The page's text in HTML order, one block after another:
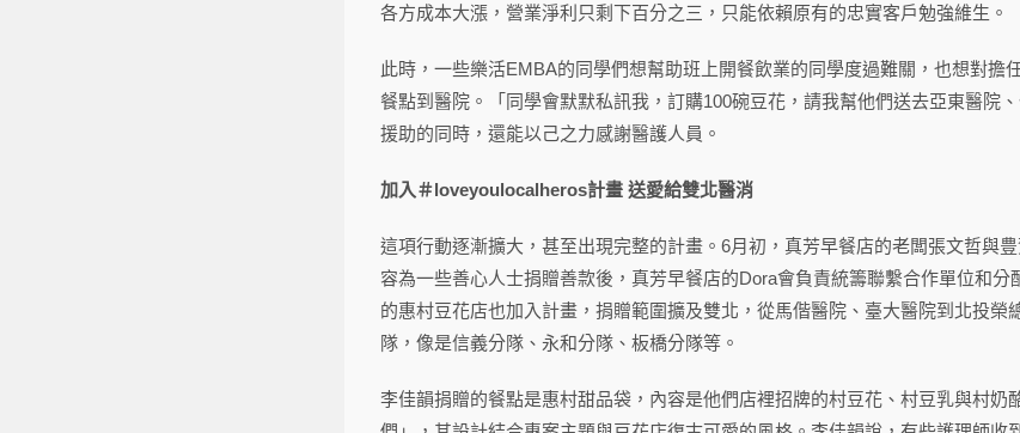
各方成本大漲，營業淨利只剩下百分之三，只能依賴原有的忠實客戶勉強維生。
此時，一些樂活EMBA的同學們想幫助班上開餐飲業的同學度過難關，也想對擔
餐點到醫院。「同學會默默私訊我，訂購100碗豆花，請我幫他們送去亞東醫院
援助的同時，還能以己之力感謝醫護人員。
加入＃loveyoulocalheros計畫 送愛給雙北醫消
這項行動逐漸擴大，甚至出現完整的計畫。6月初，真芳早餐店的老闆張文哲與
容為一些善心人士捐贈善款後，真芳早餐店的Dora會負責統籌聯繫合作單位和
的惠村豆花店也加入計畫，捐贈範圍擴及雙北，從馬偕醫院、臺大醫院到北投
隊，像是信義分隊、永和分隊、板橋分隊等。
李佳韻捐贈的餐點是惠村甜品袋，內容是他們店裡招牌的村豆花、村豆乳與村